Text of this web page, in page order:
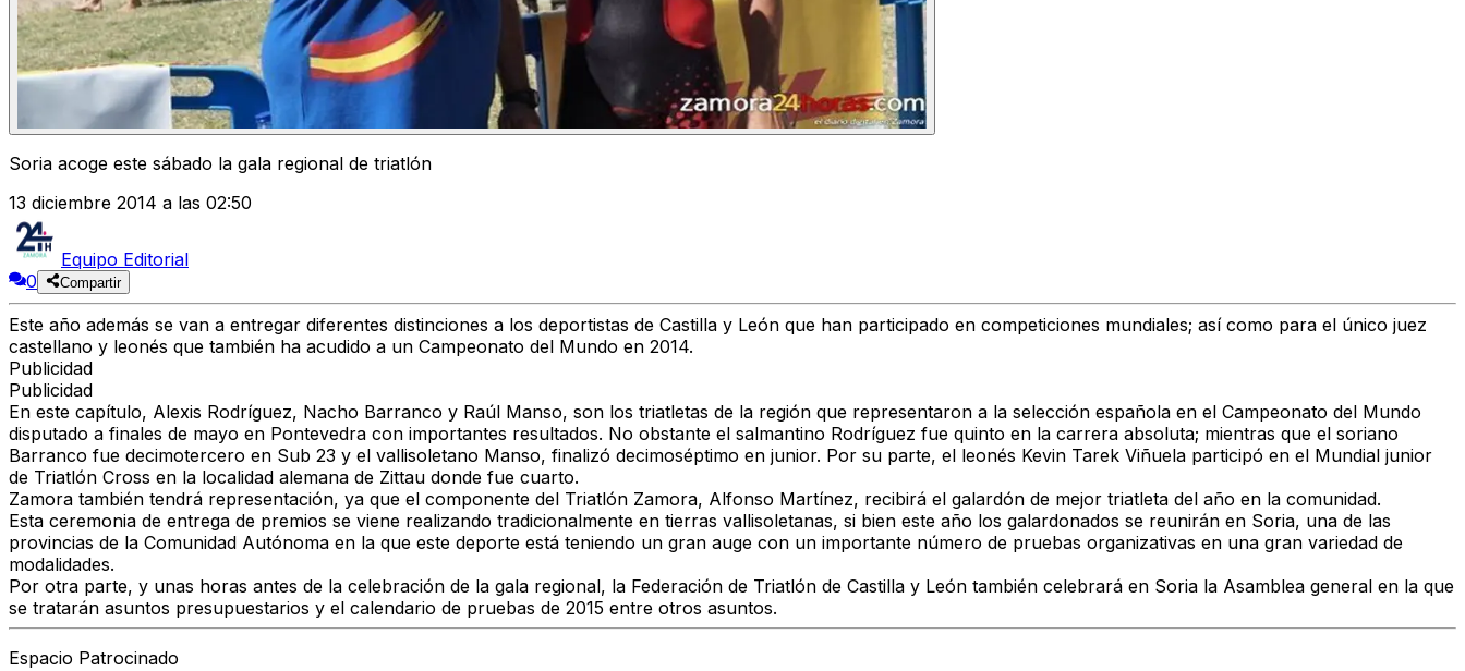
Soria acoge este sábado la gala regional de triatlón
13 diciembre 2014 a las 02:50
Equipo Editorial
0
Compartir
Este año además se van a entregar diferentes distinciones a los deportistas de Castilla y León que han participado en competiciones mundiales; así como para el único juez
castellano y leonés que también ha acudido a un Campeonato del Mundo en 2014.
Publicidad
Publicidad
En este capítulo, Alexis Rodríguez, Nacho Barranco y Raúl Manso, son los triatletas de la región que representaron a la selección española en el Campeonato del Mundo
disputado a finales de mayo en Pontevedra con importantes resultados. No obstante el salmantino Rodríguez fue quinto en la carrera absoluta; mientras que el soriano
Barranco fue decimotercero en Sub 23 y el vallisoletano Manso, finalizó decimoséptimo en junior. Por su parte, el leonés Kevin Tarek Viñuela participó en el Mundial junior
de Triatlón Cross en la localidad alemana de Zittau donde fue cuarto.
Zamora también tendrá representación, ya que el componente del Triatlón Zamora, Alfonso Martínez, recibirá el galardón de mejor triatleta del año en la comunidad.
Esta ceremonia de entrega de premios se viene realizando tradicionalmente en tierras vallisoletanas, si bien este año los galardonados se reunirán en Soria, una de las
provincias de la Comunidad Autónoma en la que este deporte está teniendo un gran auge con un importante número de pruebas organizativas en una gran variedad de
modalidades.
Por otra parte, y unas horas antes de la celebración de la gala regional, la Federación de Triatlón de Castilla y León también celebrará en Soria la Asamblea general en la que
se tratarán asuntos presupuestarios y el calendario de pruebas de 2015 entre otros asuntos.
Espacio Patrocinado